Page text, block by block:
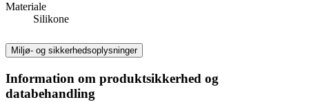
Materiale
Silikone
Miljø- og sikkerhedsoplysninger
Information om produktsikkerhed og
databehandling